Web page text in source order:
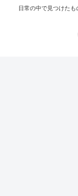
日常の中で見つけた